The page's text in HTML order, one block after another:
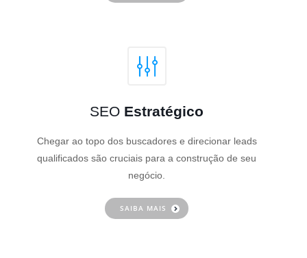
SEO Estratégico
Chegar ao topo dos buscadores e direcionar leads
qualificados são cruciais para a construção de seu
negócio.
SAIBA MAIS